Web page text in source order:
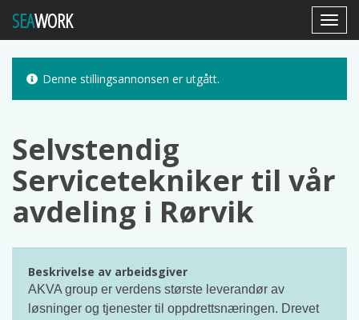
SEAWORK
Denne stillingsannonsen er utgått.
Selvstendig
Servicetekniker til vår
avdeling i Rørvik
Beskrivelse av arbeidsgiver
AKVA group er verdens største leverandør av
løsninger og tjenester til oppdrettsnæringen. Drevet